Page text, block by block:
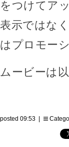
をつけてア
表示ではな
はプロモー
ムービーは
posted 09:53 |